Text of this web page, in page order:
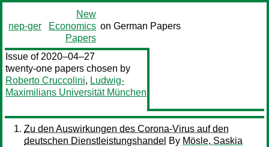
nep-ger
New
Economics
Papers
on German Papers
Issue of 2020–04–27
twenty-one papers chosen by
Roberto Cruccolini, Ludwig-
Maximilians Universität München
Zu den Auswirkungen des Corona-Virus auf den
deutschen Dienstleistungshandel By Mösle, Saskia